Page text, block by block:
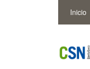
Saltar al contenido principal
Inicio